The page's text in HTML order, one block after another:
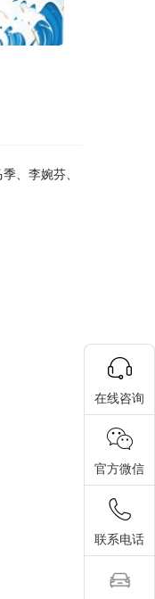
、李婉芬、
在线咨询
官方微信
联系电话